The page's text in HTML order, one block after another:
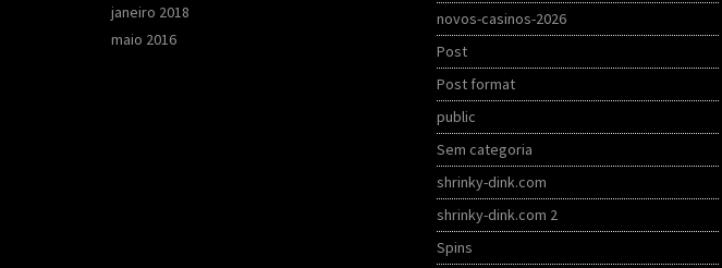
janeiro 2018
maio 2016
novos-casinos-2026
Post
Post format
public
Sem categoria
shrinky-dink.com
shrinky-dink.com 2
Spins